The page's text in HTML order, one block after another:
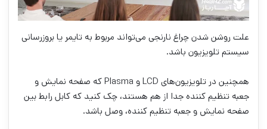
علت روشن شدن چراغ نارنجی می‌تواند مربوط به تایمر یا بروزرسانی
سیستم تلویزیون باشد.
همچنین در تلویزیون‌های LCD و Plasma که صفحه نمایش و
جعبه تنظیم کننده جدا از هم هستند، چک کنید که کابل رابط بین
صفحه نمایش و جعبه تنظیم کننده، وصل باشد.